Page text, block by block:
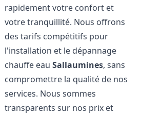
rapidement votre confort et
votre tranquillité. Nous offrons
des tarifs compétitifs pour
l'installation et le dépannage
chauffe eauSallaumines, sans
compromettre la qualité de nos
services. Nous sommes
transparents sur nos prix et